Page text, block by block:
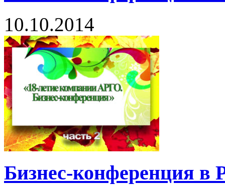
10.10.2014
Бизнес-конференция в